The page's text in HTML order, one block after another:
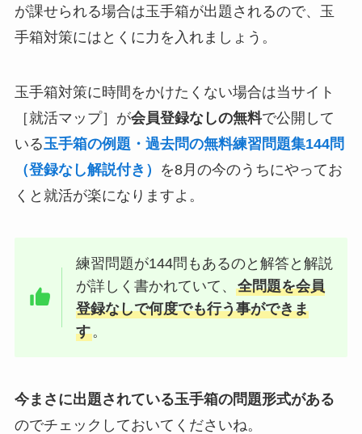
が課せられる場合は玉手箱が出題されるので、玉
手箱対策にはとくに力を入れましょう。
玉手箱対策に時間をかけたくない場合は当サイト
［就活マップ］が会員登録なしの無料で公開して
いる玉手箱の例題・過去問の無料練習問題集144問
（登録なし解説付き）
を8月の今のうちにやってお
くと就活が楽になりますよ。
練習問題が144問もあるのと解答と解説
が詳しく書かれていて、全問題を会員
登録なしで何度でも行う事ができま
す。
今まさに出題されている玉手箱の問題形式がある
のでチェックしておいてくださいね。